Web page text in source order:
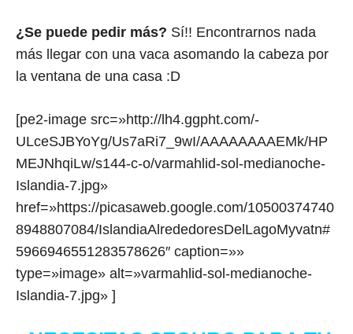
¿Se puede pedir más? Sí!! Encontrarnos nada
más llegar con una vaca asomando la cabeza por
la ventana de una casa :D
[pe2-image src=»http://lh4.ggpht.com/-
ULceSJBYoYg/Us7aRi7_9wI/AAAAAAAAEMk/HP
MEJNhqiLw/s144-c-o/varmahlid-sol-medianoche-
Islandia-7.jpg»
href=»https://picasaweb.google.com/10500374740
8948807084/IslandiaAlrededoresDelLagoMyvatn#
5966946551283578626″ caption=»»
type=»image» alt=»varmahlid-sol-medianoche-
Islandia-7.jpg» ]